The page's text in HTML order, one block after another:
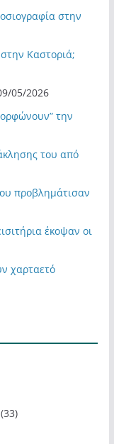
στην
Καστοριά;
05/2026
την
του από
προβλημάτισαν
έκοψαν οι
χαρταετό